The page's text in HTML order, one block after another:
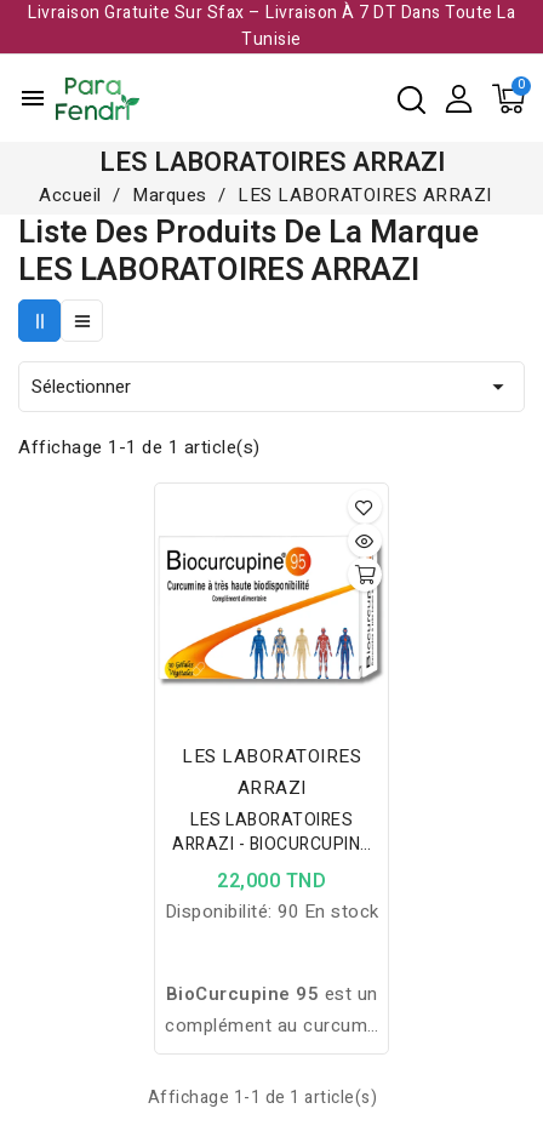
Livraison Gratuite Sur Sfax – Livraison À 7 DT Dans Toute La
Tunisie​
menu
LES LABORATOIRES ARRAZI
Accueil Marques LES LABORATOIRES ARRAZI
Liste Des Produits De La Marque
LES LABORATOIRES ARRAZI
Sélectionner 
Affichage 1-1 de 1 article(s)
LES LABORATOIRES
ARRAZI
LES LABORATOIRES
ARRAZI - BIOCURCUPINE
30 GELULES
22,000 TND
Disponibilité: 90 En stock
BioCurcupine 95 est un
complément au curcuma
hautement dosé en
curcumine, offrant une
Affichage 1-1 de 1 article(s)